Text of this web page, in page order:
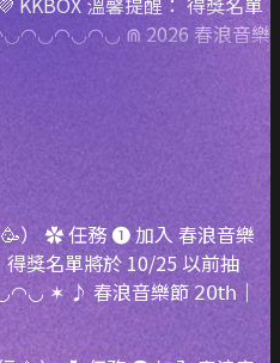
🥳） ✿ 任務 ➊ 加入 春浪音樂
獎名單將於 10/25 以前抽
✶ ♪ 春浪音樂節 𝟤𝟢𝗍𝗁｜